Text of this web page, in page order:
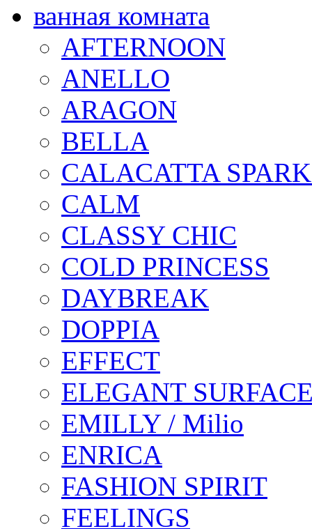
ванная комната
AFTERNOON
ANELLO
ARAGON
BELLA
CALACATTA
CALM
CLASSY CHIC
COLD PRINCESS
DAYBREAK
DOPPIA
EFFECT
ELEGANT
EMILLY / Milio
ENRICA
FASHION SPIRIT
FEELINGS